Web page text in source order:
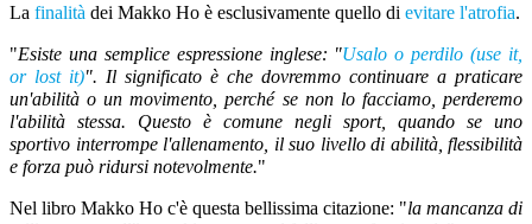
La finalità dei Makko Ho è esclusivamente quello di evitare l'atrofia.
"Esiste una semplice espressione inglese: "Usalo o perdilo (use it,
or lost it)". Il significato è che dovremmo continuare a praticare
un'abilità o un movimento, perché se non lo facciamo, perderemo
l'abilità stessa. Questo è comune negli sport, quando se uno
sportivo interrompe l'allenamento, il suo livello di abilità, flessibilità
e forza può ridursi notevolmente."
Nel libro Makko Ho c'è questa bellissima citazione: "la mancanza di